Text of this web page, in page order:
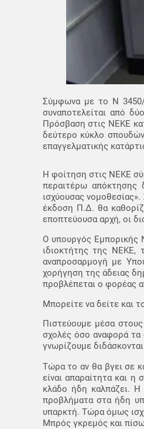
Σύμφωνα με το Ν 3450/
συναποτελείται από
Πρόσβαση στις ΝΕΚΕ
δεύτερο κύκλο
επαγγελματικής
Η φοίτηση στις ΝΕΚΕ
περαιτέρω απόκτησης
ισχύουσας
έκδοση Π.Δ. θα
εποπτεύουσα αρχή, οι
Ο υπουργός Εμπορικής
ιδιοκτήτης της
αναπροσαρμογή με
χορήγηση της άδειας
προβλέπεται ο φορέας
Μπορείτε να δείτε και
Πιστεύουμε μέσα
σχολές όσο αναφορά τα
γνωρίζουμε
Τώρα το αν θα βγει σε
είναι απαραίτητα και
κλάδο ήδη καλπάζει.
προβλήματα στα ήδη
υπαρκτή. Τώρα όμως
Μπρός γκρεμός και